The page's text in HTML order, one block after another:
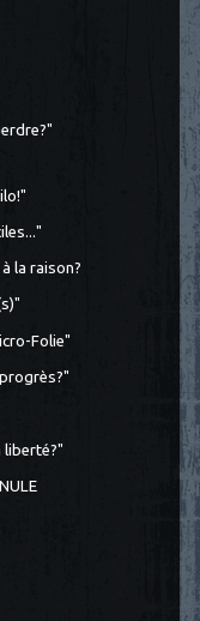
la raison?
Folie"
liberté?"